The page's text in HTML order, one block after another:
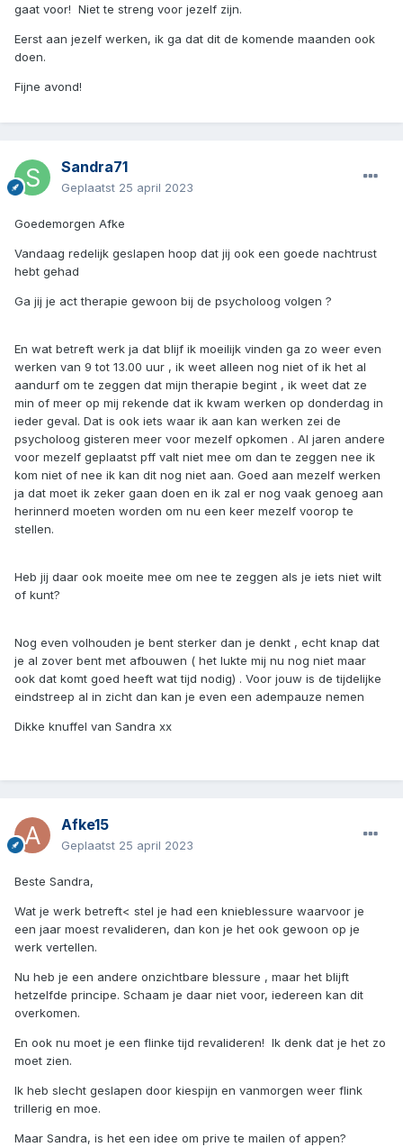
gaat voor! Niet te streng voor jezelf zijn.
Eerst aan jezelf werken, ik ga dat dit de komende maanden ook
doen.
Fijne avond!
Sandra71
Geplaatst 25 april 2023
Goedemorgen Afke
Vandaag redelijk geslapen hoop dat jij ook een goede nachtrust
hebt gehad
Ga jij je act therapie gewoon bij de psycholoog volgen ?
En wat betreft werk ja dat blijf ik moeilijk vinden ga zo weer even
werken van 9 tot 13.00 uur , ik weet alleen nog niet of ik het al
aandurf om te zeggen dat mijn therapie begint , ik weet dat ze
min of meer op mij rekende dat ik kwam werken op donderdag in
ieder geval. Dat is ook iets waar ik aan kan werken zei de
psycholoog gisteren meer voor mezelf opkomen . Al jaren andere
voor mezelf geplaatst pff valt niet mee om dan te zeggen nee ik
kom niet of nee ik kan dit nog niet aan. Goed aan mezelf werken
ja dat moet ik zeker gaan doen en ik zal er nog vaak genoeg aan
herinnerd moeten worden om nu een keer mezelf voorop te
stellen.
Heb jij daar ook moeite mee om nee te zeggen als je iets niet wilt
of kunt?
Nog even volhouden je bent sterker dan je denkt , echt knap dat
je al zover bent met afbouwen ( het lukte mij nu nog niet maar
ook dat komt goed heeft wat tijd nodig) . Voor jouw is de tijdelijke
eindstreep al in zicht dan kan je even een adempauze nemen
Dikke knuffel van Sandra xx
Afke15
Geplaatst 25 april 2023
Beste Sandra,
Wat je werk betreft< stel je had een knieblessure waarvoor je
een jaar moest revalideren, dan kon je het ook gewoon op je
werk vertellen.
Nu heb je een andere onzichtbare blessure , maar het blijft
hetzelfde principe. Schaam je daar niet voor, iedereen kan dit
overkomen.
En ook nu moet je een flinke tijd revalideren! Ik denk dat je het zo
moet zien.
Ik heb slecht geslapen door kiespijn en vanmorgen weer flink
trillerig en moe.
Maar Sandra, is het een idee om prive te mailen of appen?